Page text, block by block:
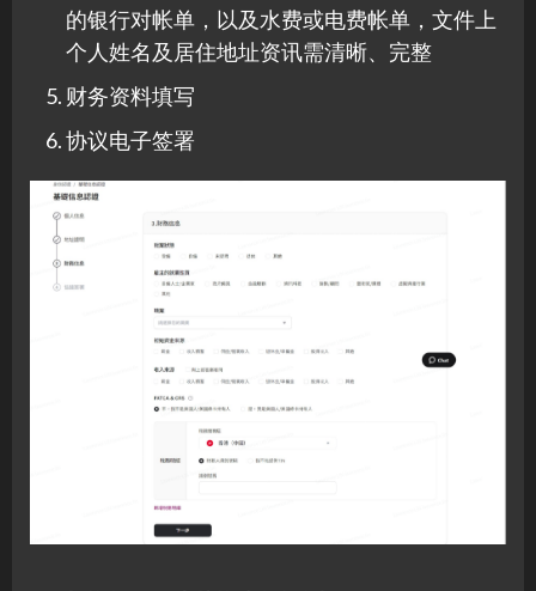
的银行对帐单，以及水费或电费帐单，文件上
个人姓名及居住地址资讯需清晰、完整
财务资料填写
协议电子签署